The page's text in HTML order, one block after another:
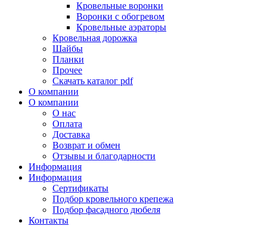
Кровельные воронки
Воронки с обогревом
Кровельные аэраторы
Кровельная дорожка
Шайбы
Планки
Прочее
Скачать каталог pdf
О компании
О компании
О нас
Оплата
Доставка
Возврат и обмен
Отзывы и благодарности
Информация
Информация
Сертификаты
Подбор кровельного крепежа
Подбор фасадного дюбеля
Контакты